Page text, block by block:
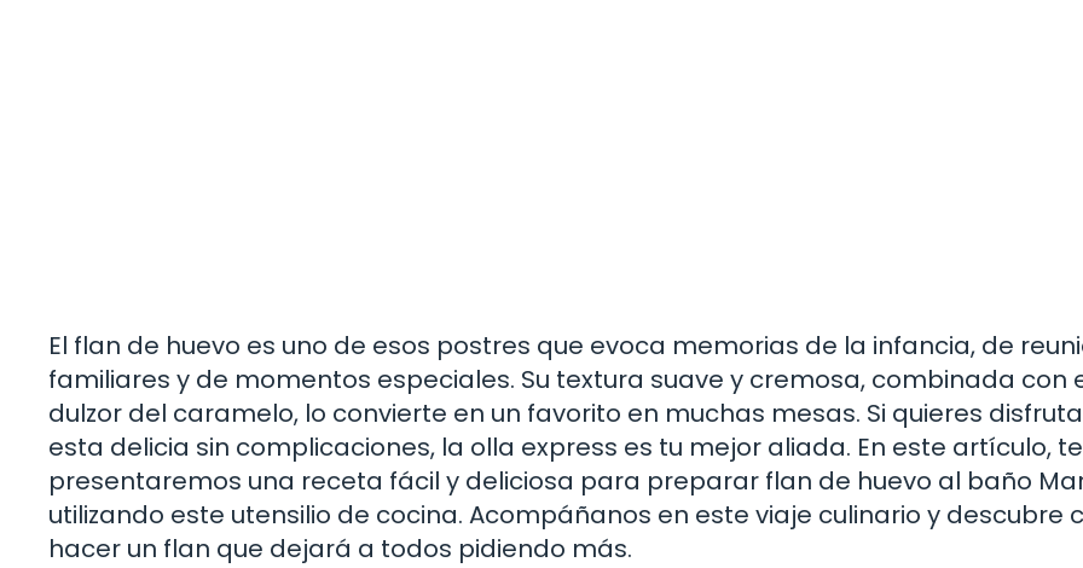
El flan de huevo es uno de esos postres que evoca memorias de la infancia, de
familiares y de momentos especiales. Su textura suave y cremosa, combinada con
dulzor del caramelo, lo convierte en un favorito en muchas mesas. Si quieres
esta delicia sin complicaciones, la olla express es tu mejor aliada. En este artículo, te
presentaremos una receta fácil y deliciosa para preparar flan de huevo al baño
utilizando este utensilio de cocina. Acompáñanos en este viaje culinario y descubre
hacer un flan que dejará a todos pidiendo más.